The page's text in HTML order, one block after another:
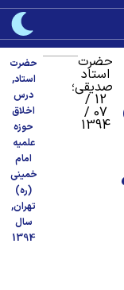
حضرت
استاد
صدیقی؛
12 /
07 /
1394
حضرت
استاد,
درس
اخلاق
حوزه
علمیه
امام
خمینی
(ره)
تهران,
سال
1394